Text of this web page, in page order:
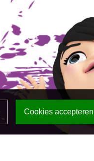
Cookies accepteren